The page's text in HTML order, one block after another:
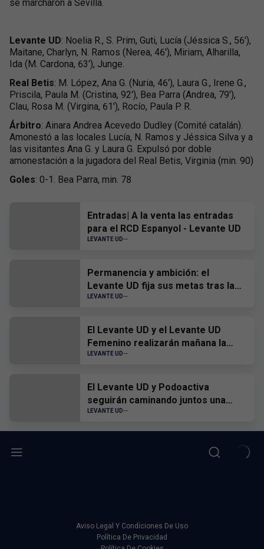
se marcharon a Sevilla.
Levante UD: Noelia R., S. Prim, Guti, Lucía (Jéssica S., 56'),
Maitane, Charlyn, N. Ramos (Nerea, 46'), Miriam, Alharilla,
Ida (M. Cardona, 63'), Junge.
Real Betis: M. López, Ana G. (Nuria, 46'), Laura G., Irene G.,
Priscila, Paula M. (Cristina, 92'), Bea Parra (Andrea, 79'),
Clau, Rosa M. (Virgina, 61'), Rocío, Paula P. R.
Árbitro: Ainara Andrea Acevedo Dudley (Comité catalán).
Amonestó a las locales Lucía, N. Ramos y Jéssica Silva y a
las visitantes Ana G. y Laura G. Expulsó por doble
amonestación a la jugadora del Real Betis, Virginia (min. 90)
Goles: 0-1. Bea Parra, min. 78
Entradas| A la venta las entradas
para el RCD Espanyol - Levante UD
LEVANTE UD
Permanencia y ambición: el
Levante UD fija sus metas tras la
visita a la Basílica
LEVANTE UD
El Levante UD y el Levante UD
Femenino realizarán mañana la
tradicional ofrenda floral a la
LEVANTE UD
El Levante UD y Podoactiva
seguirán caminando juntos una
nueva temporada
LEVANTE UD
Aviso Legal Y Condiciones De Uso
Política De Privacidad